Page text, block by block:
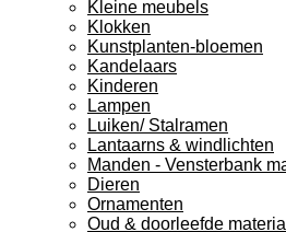
Kleine meubels
Klokken
Kunstplanten-bloemen
Kandelaars
Kinderen
Lampen
Luiken/ Stalramen
Lantaarns & windlichten
Manden - Vensterbank
Dieren
Ornamenten
Oud & doorleefde